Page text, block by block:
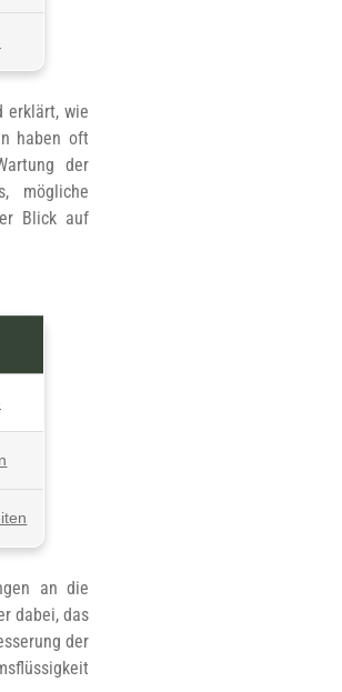
erklärt, wie
haben oft
der
mögliche
Blick auf
an die
dabei, das
der